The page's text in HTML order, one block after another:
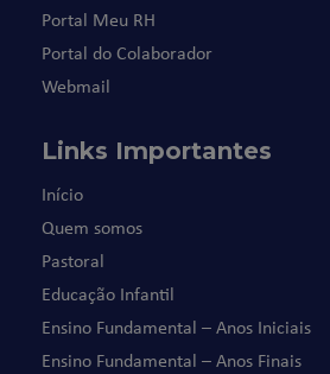
Portal Meu RH
Portal do Colaborador
Webmail
Links Importantes
Início
Quem somos
Pastoral
Educação Infantil
Ensino Fundamental – Anos Iniciais
Ensino Fundamental – Anos Finais